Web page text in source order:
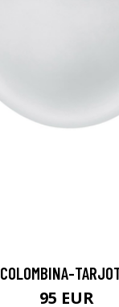
COLOMBINA-
95 EUR